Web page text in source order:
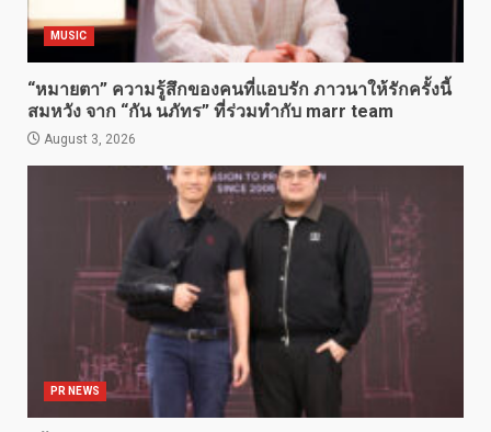
MUSIC
“หมายตา” ความรู้สึกของคนที่แอบรัก ภาวนาให้รักครั้งนี้
สมหวัง จาก “กัน นภัทร” ที่ร่วมทำกับ marr team
August 3, 2026
PR NEWS